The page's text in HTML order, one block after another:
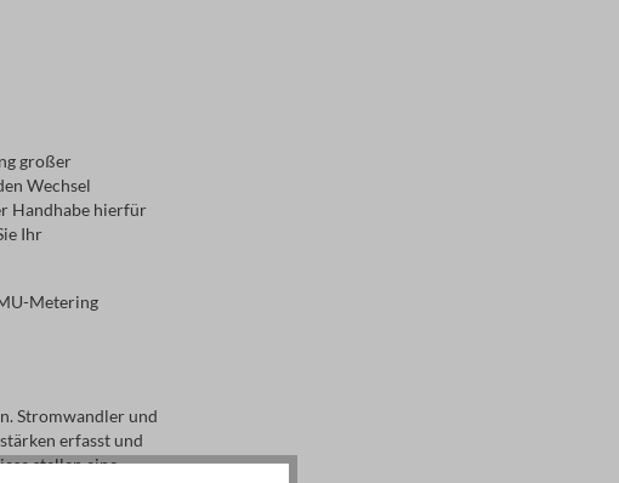
großer
Wechsel
Handhabe hierfür
Ihr
Metering
Stromwandler und
erfasst und
stellen eine